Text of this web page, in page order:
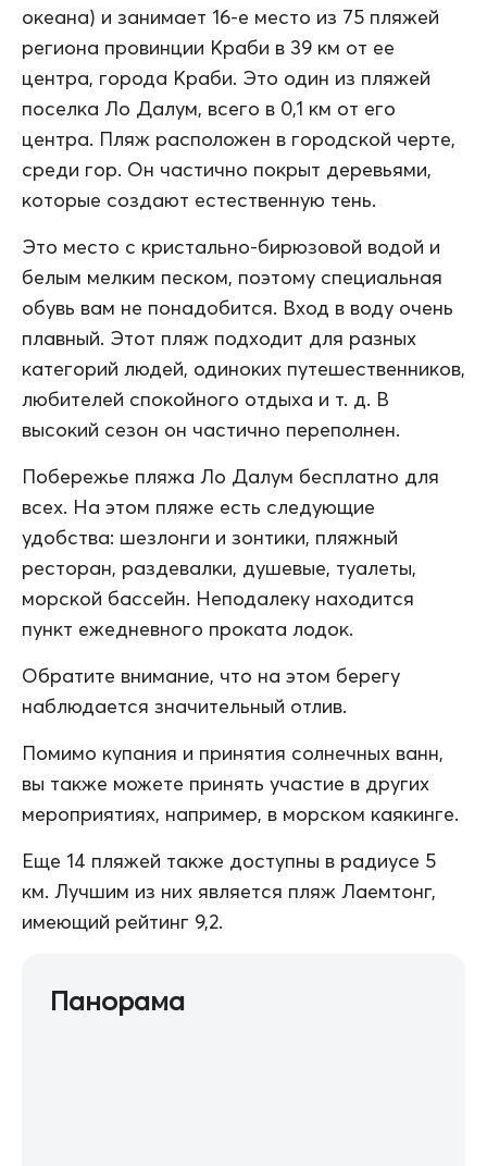
океана) и занимает 16-е место из 75 пляжей
региона провинции Краби в 39 км от ее
центра, города Краби. Это один из пляжей
поселка Ло Далум, всего в 0,1 км от его
центра. Пляж расположен в городской черте,
среди гор. Он частично покрыт деревьями,
которые создают естественную тень.
Это место с кристально-бирюзовой водой и
белым мелким песком, поэтому специальная
обувь вам не понадобится. Вход в воду очень
плавный. Этот пляж подходит для разных
категорий людей, одиноких путешественников,
любителей спокойного отдыха и т. д. В
высокий сезон он частично переполнен.
Побережье пляжа Ло Далум бесплатно для
всех. На этом пляже есть следующие
удобства: шезлонги и зонтики, пляжный
ресторан, раздевалки, душевые, туалеты,
морской бассейн. Неподалеку находится
пункт ежедневного проката лодок.
Обратите внимание, что на этом берегу
наблюдается значительный отлив.
Помимо купания и принятия солнечных ванн,
вы также можете принять участие в других
мероприятиях, например, в морском каякинге.
Еще 14 пляжей также доступны в радиусе 5
км. Лучшим из них является пляж Лаемтонг,
имеющий рейтинг 9,2.
Панорама